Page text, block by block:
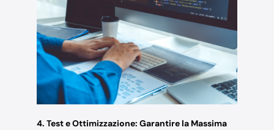
4. Test e Ottimizzazione: Garantire la Massima